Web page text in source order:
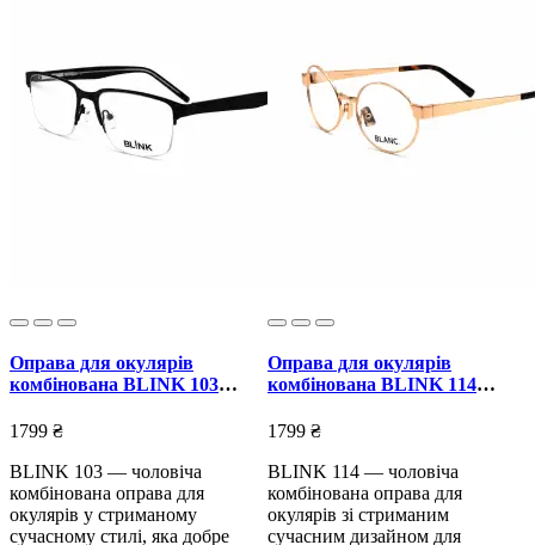
Оправа для окулярів
комбінована BLINK 103
1799 ₴
BLINK 103 — чоловіча
комбінована оправа для
окулярів у стриманому
сучасному стилі, яка добре
Оправа для окулярів
комбінована BLINK 114
1799 ₴
BLINK 114 — чоловіча
комбінована оправа для
окулярів зі стриманим
сучасним дизайном для